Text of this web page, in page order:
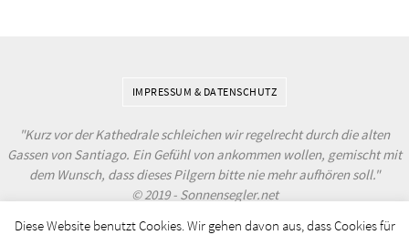
IMPRESSUM & DATENSCHUTZ
"Kurz vor der Kathedrale schleichen wir regelrecht durch die alten
Gassen von Santiago. Ein Gefühl von ankommen wollen, gemischt mit
dem Wunsch, dass dieses Pilgern bitte nie mehr aufhören soll."
© 2019 - Sonnensegler.net
Powered byNirvana&WordPress.
Diese Website benutzt Cookies. Wir gehen davon aus, dass Cookies für